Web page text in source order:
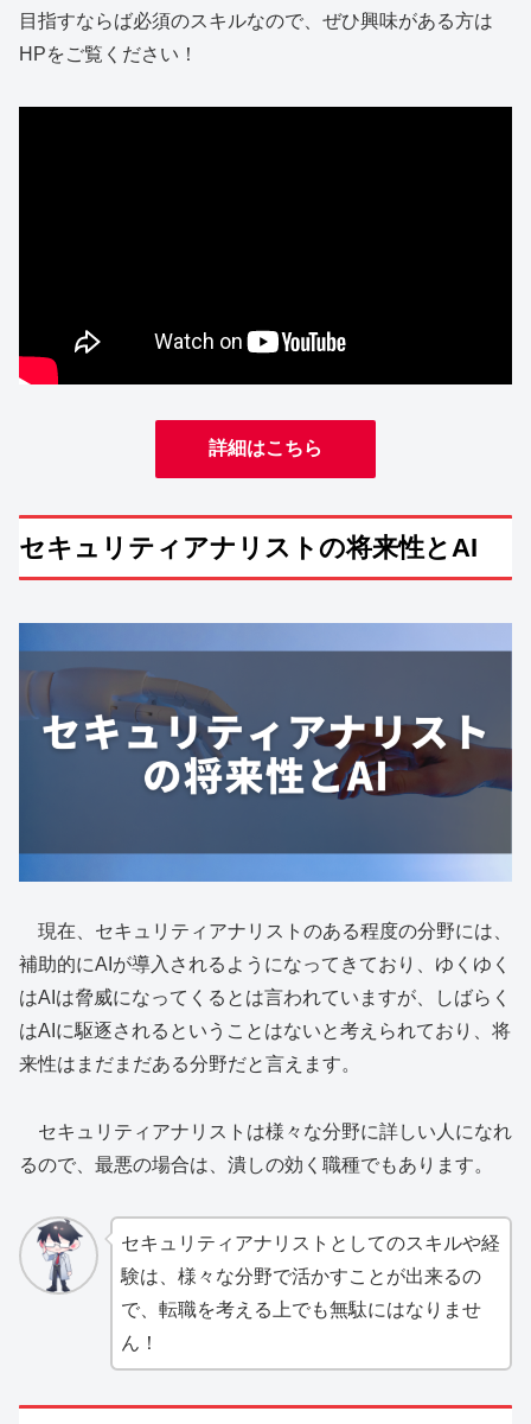
目指すならば必須のスキルなので、ぜひ興味がある方は
HPをご覧ください！
詳細はこちら
セキュリティアナリストの将来性とAI
現在、セキュリティアナリストのある程度の分野には、
補助的にAIが導入されるようになってきており、ゆくゆく
はAIは脅威になってくるとは言われていますが、しばらく
はAIに駆逐されるということはないと考えられており、将
来性はまだまだある分野だと言えます。
セキュリティアナリストは様々な分野に詳しい人になれ
るので、最悪の場合は、潰しの効く職種でもあります。
セキュリティアナリストとしてのスキルや経
験は、様々な分野で活かすことが出来るの
で、転職を考える上でも無駄にはなりませ
ん！